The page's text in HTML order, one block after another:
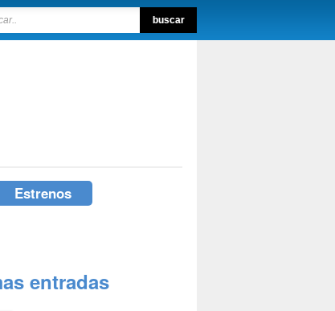
Estrenos
entradas